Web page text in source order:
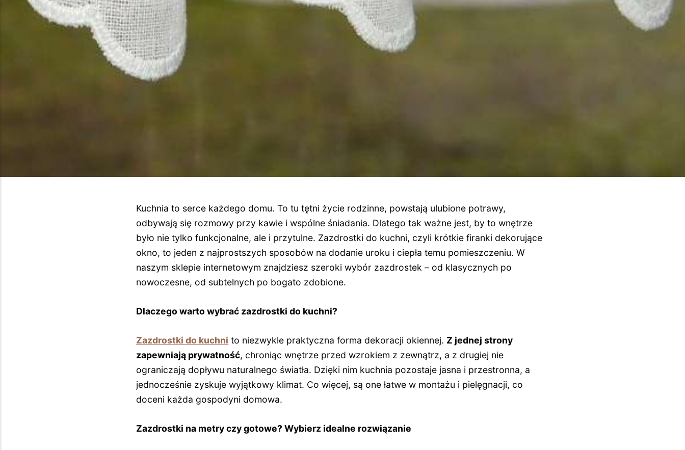
Kuchnia to serce każdego domu. To tu tętni życie rodzinne, powstają ulubione potrawy,
odbywają się rozmowy przy kawie i wspólne śniadania. Dlatego tak ważne jest, by to wnętrze
było nie tylko funkcjonalne, ale i przytulne. Zazdrostki do kuchni, czyli krótkie firanki dekorujące
okno, to jeden z najprostszych sposobów na dodanie uroku i ciepła temu pomieszczeniu. W
naszym sklepie internetowym znajdziesz szeroki wybór zazdrostek – od klasycznych po
nowoczesne, od subtelnych po bogato zdobione.
Dlaczego warto wybrać zazdrostki do kuchni?
Zazdrostki do kuchni to niezwykle praktyczna forma dekoracji okiennej. Z jednej strony
zapewniają prywatność, chroniąc wnętrze przed wzrokiem z zewnątrz, a z drugiej nie
ograniczają dopływu naturalnego światła. Dzięki nim kuchnia pozostaje jasna i przestronna, a
jednocześnie zyskuje wyjątkowy klimat. Co więcej, są one łatwe w montażu i pielęgnacji, co
doceni każda gospodyni domowa.
Zazdrostki na metry czy gotowe? Wybierz idealne rozwiązanie